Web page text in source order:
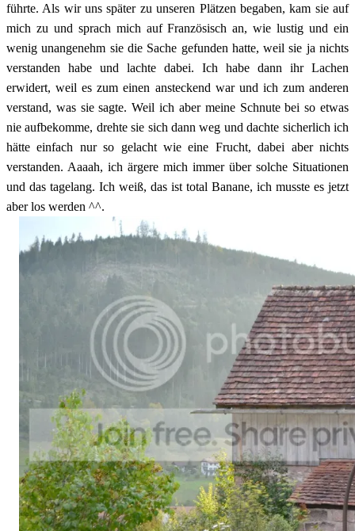
führte. Als wir uns später zu unseren Plätzen begaben, kam sie auf
mich zu und sprach mich auf Französisch an, wie lustig und ein
wenig unangenehm sie die Sache gefunden hatte, weil sie ja nichts
verstanden habe und lachte dabei. Ich habe dann ihr Lachen
erwidert, weil es zum einen ansteckend war und ich zum anderen
verstand, was sie sagte. Weil ich aber meine Schnute bei so etwas
nie aufbekomme, drehte sie sich dann weg und dachte sicherlich ich
hätte einfach nur so gelacht wie eine Frucht, dabei aber nichts
verstanden. Aaaah, ich ärgere mich immer über solche Situationen
und das tagelang. Ich weiß, das ist total Banane, ich musste es jetzt
aber los werden ^^.